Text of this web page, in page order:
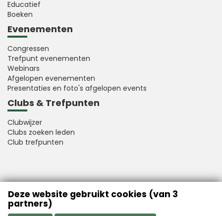
Educatief
Boeken
Evenementen
Congressen
Trefpunt evenementen
Webinars
Afgelopen evenementen
Presentaties en foto's afgelopen events
Clubs & Trefpunten
Clubwijzer
Clubs zoeken leden
Club trefpunten
VFB is a member of Better Finance
Deze website gebruikt cookies (van 3
partners)